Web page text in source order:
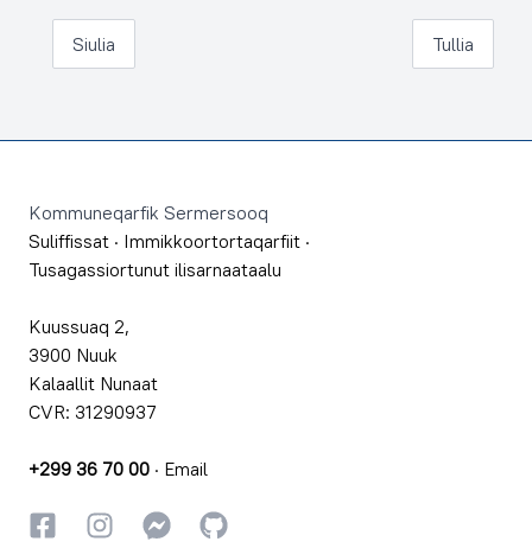
Siulia Tullia
Kommuneqarfik Sermersooq
Suliffissat · Immikkoortortaqarfiit ·
Tusagassiortunut ilisarnaataalu
Kuussuaq 2,
3900 Nuuk
Kalaallit Nunaat
CVR: 31290937
+299 36 70 00 · Email
FacebookkiInstagrammiInstagrammi
GitHub